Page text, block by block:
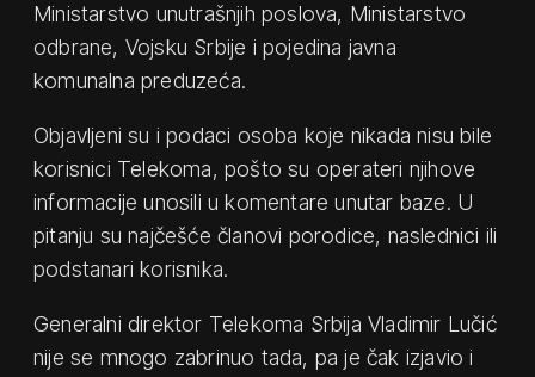
Ministarstvo unutrašnjih poslova, Ministarstvo
odbrane, Vojsku Srbije i pojedina javna
komunalna preduzeća.
Objavljeni su i podaci osoba koje nikada nisu bile
korisnici Telekoma, pošto su operateri njihove
informacije unosili u komentare unutar baze. U
pitanju su najčešće članovi porodice, naslednici ili
podstanari korisnika.
Generalni direktor Telekoma Srbija Vladimir Lučić
nije se mnogo zabrinuo tada, pa je čak izjavio i